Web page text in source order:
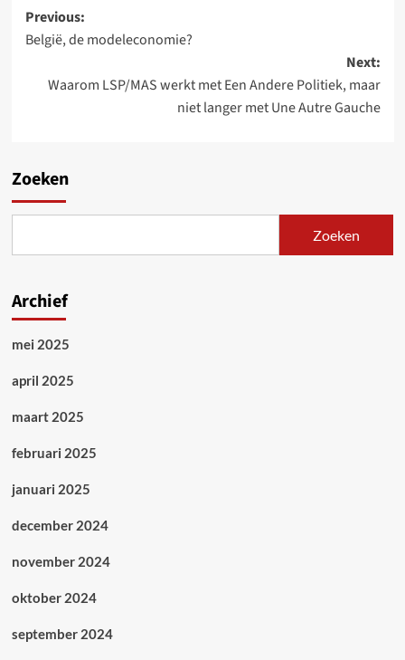
Post
navigation
Previous:
België, de modeleconomie?
Next:
Waarom LSP/MAS werkt met Een Andere Politiek, maar
niet langer met Une Autre Gauche
Zoeken
Zoeken
Archief
mei 2025
april 2025
maart 2025
februari 2025
januari 2025
december 2024
november 2024
oktober 2024
september 2024